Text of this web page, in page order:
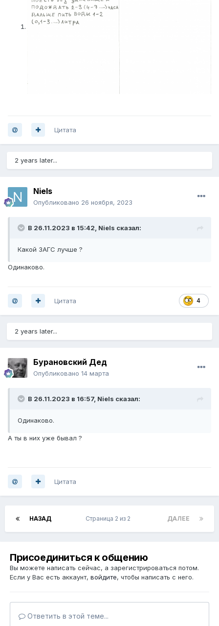
Цитата
2 years later...
Niels
Опубликовано 26 ноября, 2023
В 26.11.2023 в 15:42, Νiels сказал:
Какой ЗАГС лучше ?
Одинаково.
4
Цитата
2 years later...
Бурановский Дед
Опубликовано 14 марта
В 26.11.2023 в 16:57, Niels сказал:
Одинаково.
А ты в них уже бывал ?
Цитата
НАЗАД ДАЛЕЕ
Страница 2 из 2
Присоединиться к общению
Вы можете написать сейчас, а зарегистрироваться потом.
Если у Вас есть аккаунт, войдите, чтобы написать с него.
Ответить в этой теме...